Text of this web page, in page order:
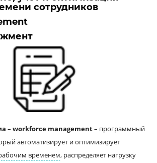
сотрудников
– workforce management– программный
автоматизирует и оптимизирует
временем, распределяет нагрузку